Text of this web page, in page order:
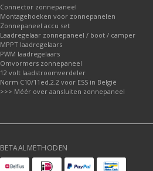
Connector zonnepaneel
Montagehoeken voor zonnepanelen
Zonnepaneel accu set
Laadregelaar zonnepaneel / boot / camper
MPPT laadregelaars
PWM laadregelaars
Omvormers zonnepaneel
12 volt laadstroomverdeler
Norm C10/11ed.2.2 voor ESS in België
>>> Méér over aansluiten zonnepaneel
BETAALMETHODEN